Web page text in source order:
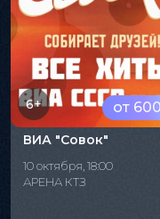
от
6+
ВИА "Совок"
10 октября, 18:00
АРЕНА КТЗ